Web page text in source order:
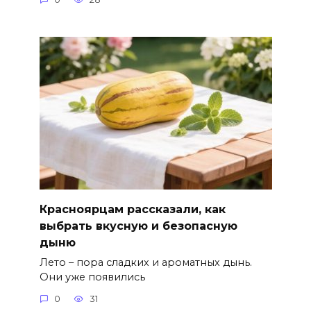
Красноярцам рассказали, как
выбрать вкусную и безопасную
дыню
Лето – пора сладких и ароматных дынь.
Они уже появились
0 31